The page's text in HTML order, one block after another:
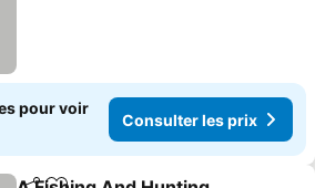
pour voir
Consulter les prix